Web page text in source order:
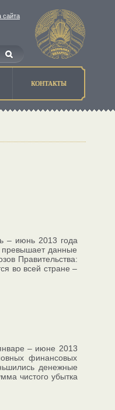
сайта
КОНТАКТЫ
– июнь 2013 года
превышает данные
Правительства:
во всей стране –
– июне 2013
финансовых
денежные
чистого убытка